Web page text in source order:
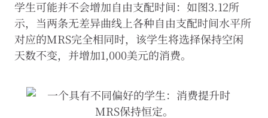
学生可能并不会增加自由支配时间：如图3.12所
示，当两条无差异曲线上各种自由支配时间水平所
对应的MRS完全相同时，该学生将选择保持空闲
天数不变，并增加1,000美元的消费。